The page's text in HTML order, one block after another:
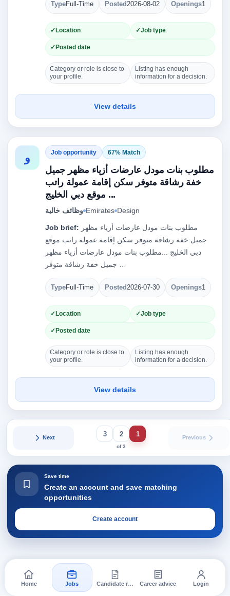
TypeFull-Time Posted2026-08-02 Openings1
Location Job type
Posted date
Category or role is close to
your profile.
Listing has enough
information for a decision.
View details
و Job opportunity 67% Match
مطلوب بنات مودل عارضات أزياء مظهر جميل
خفة رشاقة متوفر سكن إقامة عمولة راتب
موقع دبي الخليج ...
وظائف خالية Emirates Design
Job brief:
جميل خفة رشاقة متوفر سكن إقامة عمولة راتب موقع
دبي الخليج ...مطلوب بنات مودل عارضات أزياء مظهر
TypeFull-Time Posted2026-07-30 Openings1
Location Job type
Posted date
Category or role is close to
your profile.
Listing has enough
information for a decision.
View details
Previous
1
2
3
of 3
Next
Save time
Create an account and save matching
opportunities
Create account
Home Jobs Candidate requests Career advice Login